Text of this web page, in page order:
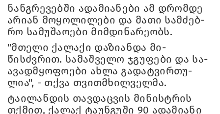
ნან­გრე­ვებ­ში ადა­მი­ა­ნე­ბი ამ დრომ­დე
არი­ან მო­ყო­ლი­ლე­ბი და მათი სამ­ძებ­
რო სა­მუ­შა­ო­ე­ბი მიმ­დი­ნა­რე­ობს.
"მთე­ლი ქა­ლა­ქი და­ზი­ან­და მი­
წისძვრით. სა­მაშ­ვე­ლო ჯგუ­ფე­ბი და სა­
ა­ვად­მყო­ფო­ე­ბი ახლა გა­დატ­ვირ­თუ­
ლია", - თქვა თვითმხილ­ველ­მა.
ტა­ი­ლან­დის თავ­დაც­ვის მი­ნის­ტრის
თქმით, ქა­ლაქ ტა­უნ­გუ­ში 90 ადა­მი­ა­ნი